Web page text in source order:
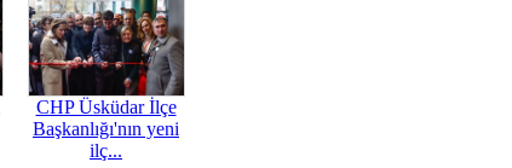
CHP Üsküdar İlçe
Başkanlığı'nın yeni
ilç...